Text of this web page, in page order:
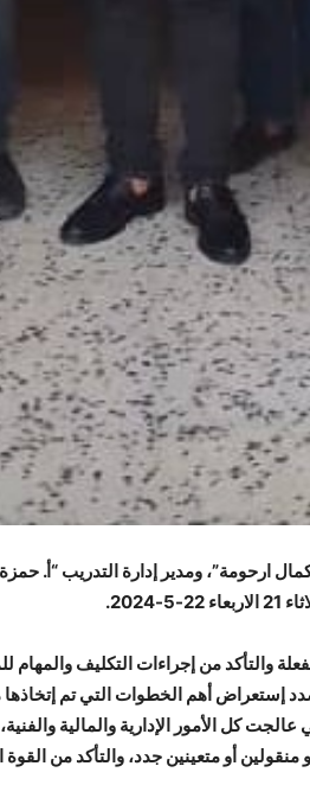
ارحومة”، ومدير إدارة التدريب “أ.
والتأكد من إجراءات التكليف والمهام
إستعراض أهم الخطوات التي تم
كل الأمور الإدارية والمالية
أو متعينين جدد، والتأكد من